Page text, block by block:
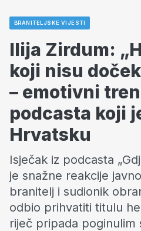
BRANITELJSKE VIJESTI
Ilija Zirdum:
koji nisu
– emotivni
podcasta koji
Hrvatsku
Isječak iz podcasta
je snažne reakcije
branitelj i sudionik
odbio prihvatiti titulu
riječ pripada poginulim